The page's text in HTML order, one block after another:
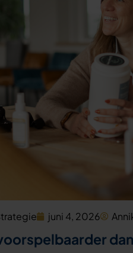
juni 4, 2026